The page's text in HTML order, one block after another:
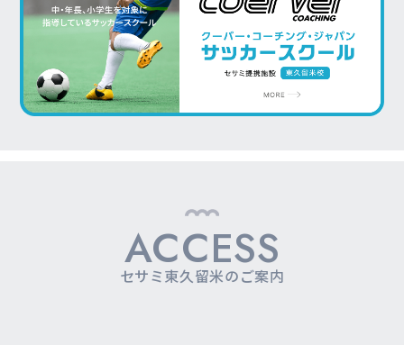
ACCESS
セサミ東久留米のご案内